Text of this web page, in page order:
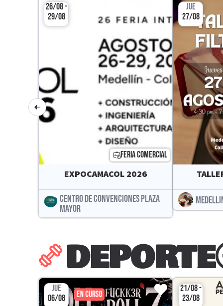
EXPOCAMACOL 2026
CENTRO DE CONVENCIONES PLAZA
MAYOR
26/08 -
29/08
FERIA COMERCIAL
JUE
27/08
DEPORTE
JUE
06/08
EN CURSO
21/08 -
23/08